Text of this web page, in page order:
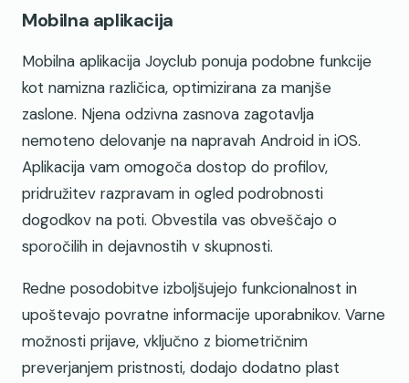
Mobilna aplikacija
Mobilna aplikacija Joyclub ponuja podobne funkcije
kot namizna različica, optimizirana za manjše
zaslone. Njena odzivna zasnova zagotavlja
nemoteno delovanje na napravah Android in iOS.
Aplikacija vam omogoča dostop do profilov,
pridružitev razpravam in ogled podrobnosti
dogodkov na poti. Obvestila vas obveščajo o
sporočilih in dejavnostih v skupnosti.
Redne posodobitve izboljšujejo funkcionalnost in
upoštevajo povratne informacije uporabnikov. Varne
možnosti prijave, vključno z biometričnim
preverjanjem pristnosti, dodajo dodatno plast